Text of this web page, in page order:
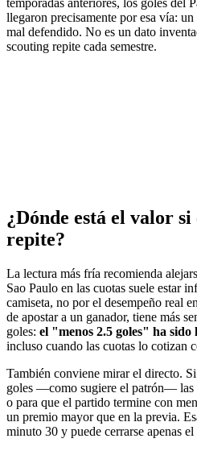
temporadas anteriores, los goles del
llegaron precisamente por esa vía:
mal defendido. No es un dato
scouting repite cada semestre.
¿Dónde está el valor
repite?
La lectura más fría recomienda
Sao Paulo en las cuotas suele estar
camiseta, no por el desempeño real
de apostar a un ganador, tiene más
goles: el "menos 2.5 goles" ha sido
incluso cuando las cuotas lo cotizan
También conviene mirar el directo.
goles —como sugiere el patrón— las
o para que el partido termine con
un premio mayor que en la previa.
minuto 30 y puede cerrarse apenas